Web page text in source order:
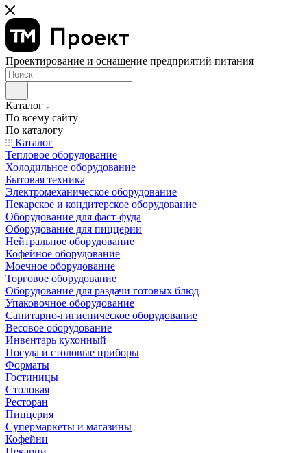
Проектирование и оснащение предприятий питания
Каталог
По всему сайту
По каталогу
Каталог
Тепловое оборудование
Холодильное оборудование
Бытовая техника
Электромеханическое оборудование
Пекарское и кондитерское оборудование
Оборудование для фаст-фуда
Оборудование для пиццерии
Нейтральное оборудование
Кофейное оборудование
Моечное оборудование
Торговое оборудование
Оборудование для раздачи готовых блюд
Упаковочное оборудование
Санитарно-гигиеническое оборудование
Весовое оборудование
Инвентарь кухонный
Посуда и столовые приборы
Форматы
Гостиницы
Столовая
Ресторан
Пиццерия
Супермаркеты и магазины
Кофейни